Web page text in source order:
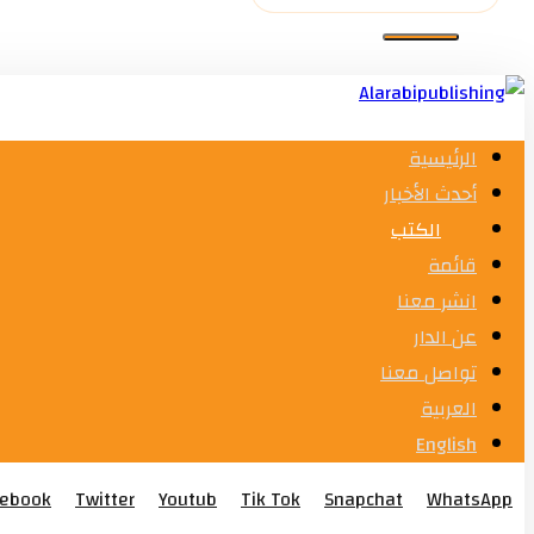
الرئيسية
أحدث الأخبار
الكتب
قائمة
انشر معنا
عن الدار
تواصل معنا
العربية
English
Twitter Youtub Tik Tok Snapchat
WhatsApp